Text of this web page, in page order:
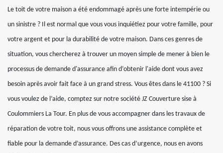
Le toit de votre maison a été endommagé après une forte intempérie ou
un sinistre ? Il est normal que vous vous inquiétiez pour votre famille, pour
votre argent et pour la durabilité de votre maison. Dans ces genres de
situation, vous chercherez à trouver un moyen simple de mener à bien le
processus de demande d'assurance afin d’obtenir l'aide dont vous avez
besoin après avoir fait face à un grand stress. Vous êtes dans le 41100 ? Si
vous voulez de l’aide, comptez sur notre société JZ Couverture sise à
Coulommiers La Tour. En plus de vous accompagner dans les travaux de
réparation de votre toit, nous vous offrons une assistance complète et
fiable pour la demande d’assurance. Des cas d’urgence, nous en avons